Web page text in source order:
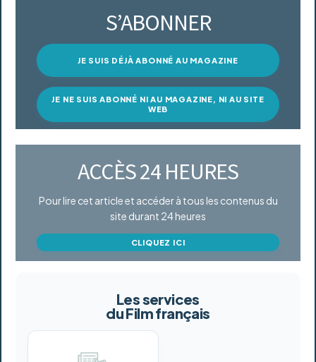
S’ABONNER
JE SUIS DÉJÀ ABONNÉ AU MAGAZINE
JE NE SUIS ABONNÉ NI AU MAGAZINE, NI AU SITE
WEB
ACCÈS 24 HEURES
Pour lire cet article et accéder à tous les contenus du
site durant 24 heures
CLIQUEZ ICI
Les services
du Film français